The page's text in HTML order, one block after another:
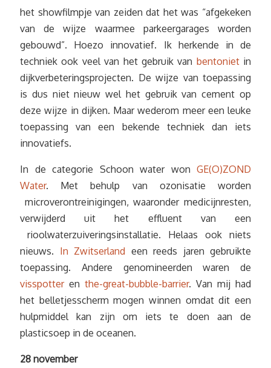
het showfilmpje van zeiden dat het was “afgekeken
van de wijze waarmee parkeergarages worden
gebouwd”. Hoezo innovatief. Ik herkende in de
techniek ook veel van het gebruik van bentonietin
dijkverbeteringsprojecten. De wijze van toepassing
is dus niet nieuw wel het gebruik van cement op
deze wijze in dijken. Maar wederom meer een leuke
toepassing van een bekende techniek dan iets
innovatiefs.
In de categorie Schoon water won GE(O)ZOND
Water. Met behulp van ozonisatie worden
microverontreinigingen, waaronder medicijnresten,
verwijderd uit het effluent van een
rioolwaterzuiveringsinstallatie. Helaas ook niets
nieuws. In Zwitserland een reeds jaren gebruikte
toepassing. Andere genomineerden waren de
visspotteren the-great-bubble-barrier. Van mij had
het belletjesscherm mogen winnen omdat dit een
hulpmiddel kan zijn om iets te doen aan de
plasticsoep in de oceanen.
28 november